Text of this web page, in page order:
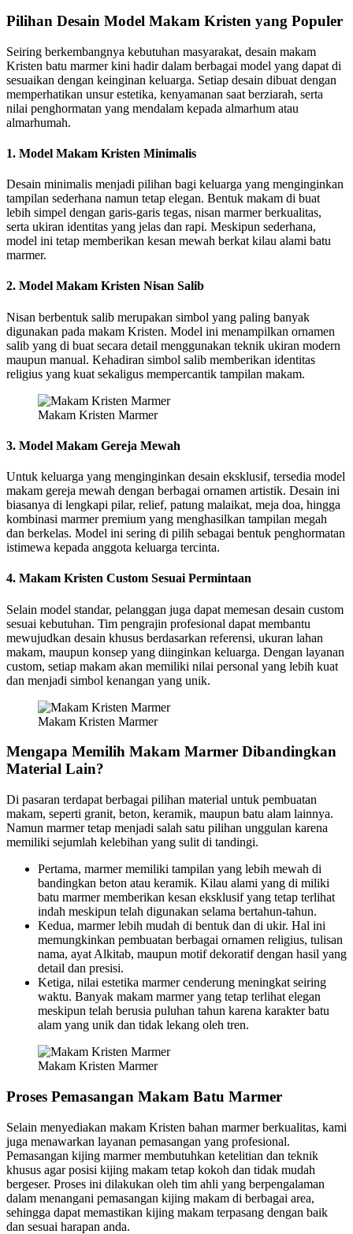
Pilihan Desain Model Makam Kristen yang Populer
Seiring berkembangnya kebutuhan masyarakat, desain makam
Kristen batu marmer kini hadir dalam berbagai model yang dapat di
sesuaikan dengan keinginan keluarga. Setiap desain dibuat dengan
memperhatikan unsur estetika, kenyamanan saat berziarah, serta
nilai penghormatan yang mendalam kepada almarhum atau
almarhumah.
1. Model Makam Kristen Minimalis
Desain minimalis menjadi pilihan bagi keluarga yang menginginkan
tampilan sederhana namun tetap elegan. Bentuk makam di buat
lebih simpel dengan garis-garis tegas, nisan marmer berkualitas,
serta ukiran identitas yang jelas dan rapi. Meskipun sederhana,
model ini tetap memberikan kesan mewah berkat kilau alami batu
marmer.
2. Model Makam Kristen Nisan Salib
Nisan berbentuk salib merupakan simbol yang paling banyak
digunakan pada makam Kristen. Model ini menampilkan ornamen
salib yang di buat secara detail menggunakan teknik ukiran modern
maupun manual. Kehadiran simbol salib memberikan identitas
religius yang kuat sekaligus mempercantik tampilan makam.
Makam Kristen Marmer
3. Model Makam Gereja Mewah
Untuk keluarga yang menginginkan desain eksklusif, tersedia model
makam gereja mewah dengan berbagai ornamen artistik. Desain ini
biasanya di lengkapi pilar, relief, patung malaikat, meja doa, hingga
kombinasi marmer premium yang menghasilkan tampilan megah
dan berkelas. Model ini sering di pilih sebagai bentuk penghormatan
istimewa kepada anggota keluarga tercinta.
4. Makam Kristen Custom Sesuai Permintaan
Selain model standar, pelanggan juga dapat memesan desain custom
sesuai kebutuhan. Tim pengrajin profesional dapat membantu
mewujudkan desain khusus berdasarkan referensi, ukuran lahan
makam, maupun konsep yang diinginkan keluarga. Dengan layanan
custom, setiap makam akan memiliki nilai personal yang lebih kuat
dan menjadi simbol kenangan yang unik.
Makam Kristen Marmer
Mengapa Memilih Makam Marmer Dibandingkan
Material Lain?
Di pasaran terdapat berbagai pilihan material untuk pembuatan
makam, seperti granit, beton, keramik, maupun batu alam lainnya.
Namun marmer tetap menjadi salah satu pilihan unggulan karena
memiliki sejumlah kelebihan yang sulit di tandingi.
Pertama, marmer memiliki tampilan yang lebih mewah di
bandingkan beton atau keramik. Kilau alami yang di miliki
batu marmer memberikan kesan eksklusif yang tetap terlihat
indah meskipun telah digunakan selama bertahun-tahun.
Kedua, marmer lebih mudah di bentuk dan di ukir. Hal ini
memungkinkan pembuatan berbagai ornamen religius, tulisan
nama, ayat Alkitab, maupun motif dekoratif dengan hasil yang
detail dan presisi.
Ketiga, nilai estetika marmer cenderung meningkat seiring
waktu. Banyak makam marmer yang tetap terlihat elegan
meskipun telah berusia puluhan tahun karena karakter batu
alam yang unik dan tidak lekang oleh tren.
Makam Kristen Marmer
Proses Pemasangan Makam Batu Marmer
Selain menyediakan makam Kristen bahan marmer berkualitas, kami
juga menawarkan layanan pemasangan yang profesional.
Pemasangan kijing marmer membutuhkan ketelitian dan teknik
khusus agar posisi kijing makam tetap kokoh dan tidak mudah
bergeser. Proses ini dilakukan oleh tim ahli yang berpengalaman
dalam menangani pemasangan kijing makam di berbagai area,
sehingga dapat memastikan kijing makam terpasang dengan baik
dan sesuai harapan anda.